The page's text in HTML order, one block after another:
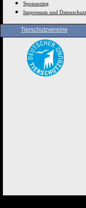
Sponsoring
Impressum und Datenschutz
Tierschutzvereine